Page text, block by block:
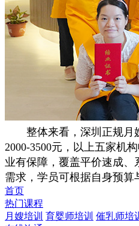
整体来看，深圳正规月
2000-3500元，以上五家机
业有保障，覆盖平价速成、
需求，学员可根据自身预算
首页
热门课程
月嫂培训 育婴师培训 催乳师培